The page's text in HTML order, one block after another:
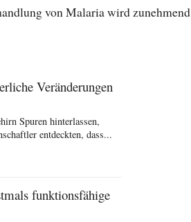
von Malaria wird zunehmend
Veränderungen
Spuren hinterlassen,
entdeckten, dass...
funktionsfähige